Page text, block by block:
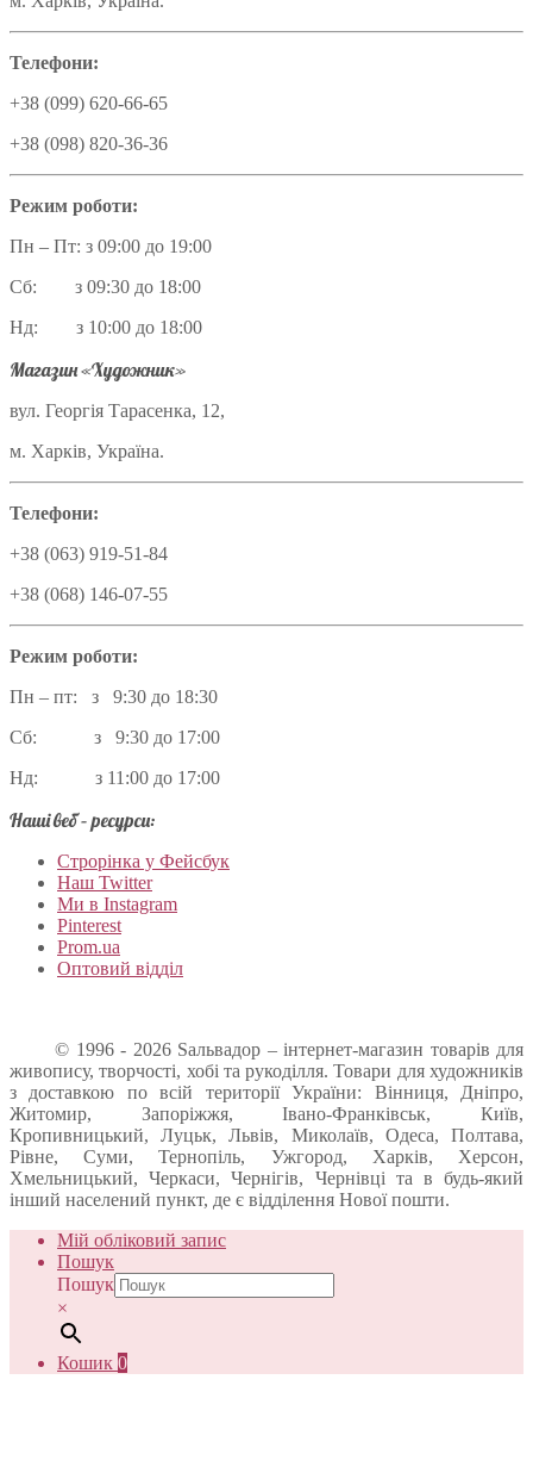
Телефони:
+38 (099) 620-66-65
+38 (098) 820-36-36
Режим роботи:
Пн – Пт: з 09:00 до 19:00
Сб: з 09:30 до 18:00
Нд: з 10:00 до 18:00
Магазин «Художник»
вул. Георгія Тарасенка, 12,
м. Харків, Україна.
Телефони:
+38 (063) 919-51-84
+38 (068) 146-07-55
Режим роботи:
Пн – пт: з 9:30 до 18:30
Сб: з 9:30 до 17:00
Нд: з 11:00 до 17:00
Наші веб – ресурси:
Строрінка у Фейсбук
Наш Twitter
Ми в Instagram
Pinterest
Prom.ua
Оптовий відділ
© 1996 - 2026 Sальвадор – інтернет-магазин товарів для
живопису, творчості, хобі та рукоділля. Товари для художників
з доставкою по всій території України: Вінниця, Дніпро,
Житомир, Запоріжжя, Івано-Франківськ, Київ,
Кропивницький, Луцьк, Львів, Миколаїв, Одеса, Полтава,
Рівне, Суми, Тернопіль, Ужгород, Харків, Херсон,
Хмельницький, Черкаси, Чернігів, Чернівці та в будь-який
інший населений пункт, де є відділення Нової пошти.
Мій обліковий запис
Пошук
Пошук
×
Кошик 0